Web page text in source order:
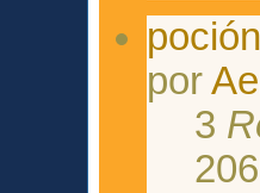
por
3